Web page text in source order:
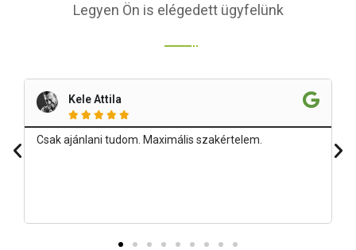
Legyen Ön is elégedett ügyfelünk
Kele Attila
    
Csak ajánlani tudom. Maximális szakértelem.